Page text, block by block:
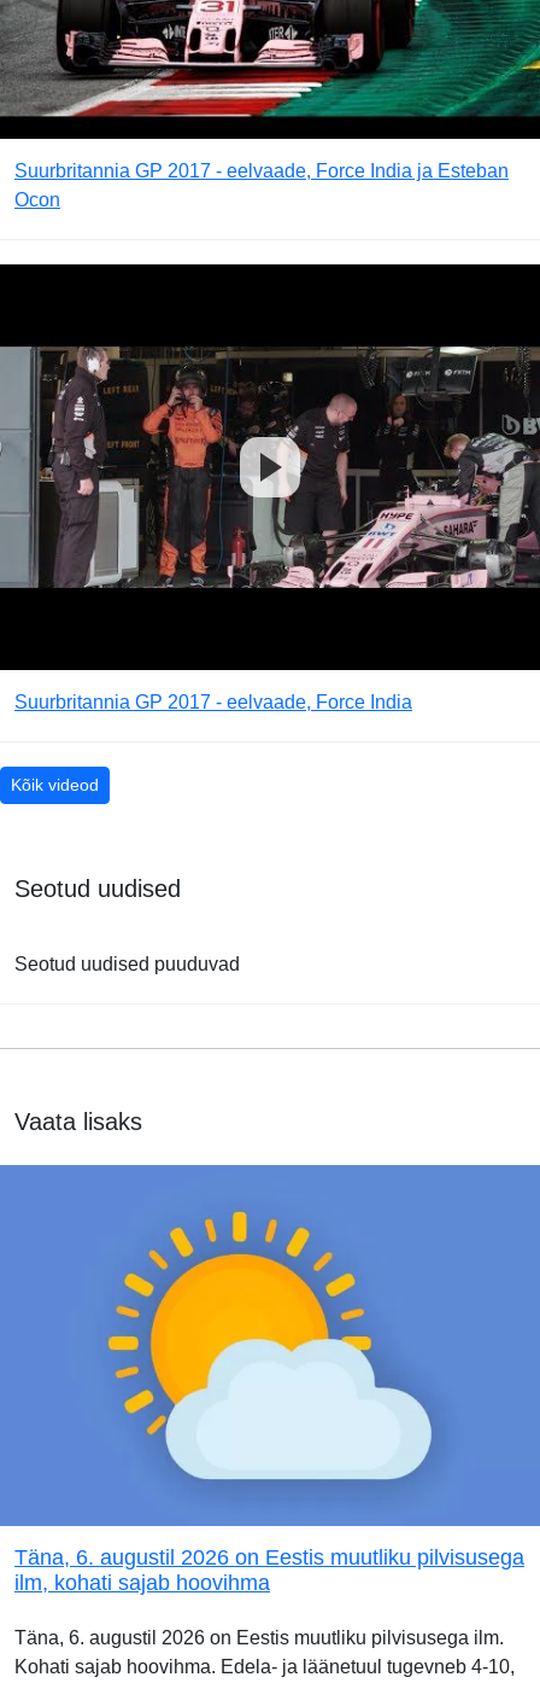
Suurbritannia GP 2017 - eelvaade, Force India ja Esteban
Ocon
Suurbritannia GP 2017 - eelvaade, Force India
Kõik videod
Seotud uudised
Seotud uudised puuduvad
Vaata lisaks
Täna, 6. augustil 2026 on Eestis muutliku pilvisusega
ilm, kohati sajab hoovihma
Täna, 6. augustil 2026 on Eestis muutliku pilvisusega ilm.
Kohati sajab hoovihma. Edela- ja läänetuul tugevneb 4-10,